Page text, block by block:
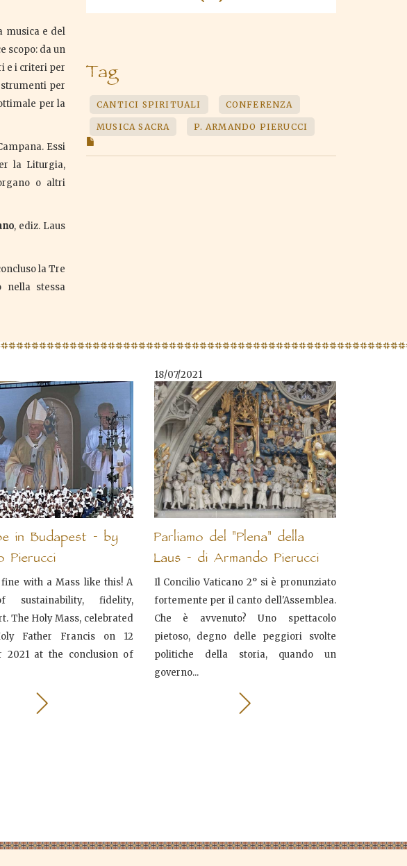
musica e del
scopo: da un
e i criteri per
per
per la
Essi
la Liturgia,
o altri
, ediz. Laus
la Tre
nella stessa
Tag
CANTICI SPIRITUALI CONFERENZA
MUSICA SACRA P. ARMANDO PIERUCCI
in Budapest - by
Pierucci
with a Mass like this! A
sustainability, fidelity,
The Holy Mass, celebrated
Father Francis on 12
2021 at the conclusion of
18/07/2021
Parliamo del "Plena" della
Laus - di Armando Pierucci
Il Concilio Vaticano 2° si è pronunziato
fortemente per il canto dell'Assemblea.
Che è avvenuto? Uno spettacolo
pietoso, degno delle peggiori svolte
politiche della storia, quando un
governo...